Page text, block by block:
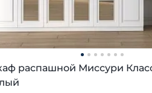
распашной Миссури